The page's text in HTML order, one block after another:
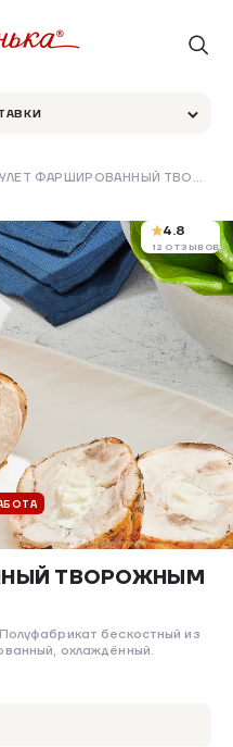
РУЛЕТ ФАРШИРОВАННЫЙ ТВОРОЖНЫМ СЫРОМ
4.8
12 ОТЗЫВОВ
ТВОРОЖНЫМ
бескостный из
охлаждённый.